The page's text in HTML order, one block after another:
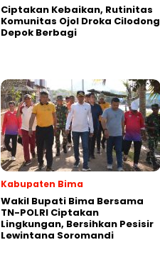
Ciptakan Kebaikan, Rutinitas
Komunitas Ojol Droka Cilodong
Depok Berbagi
Kabupaten Bima
Wakil Bupati Bima Bersama
TN-POLRI Ciptakan
Lingkungan, Bersihkan Pesisir
Lewintana Soromandi